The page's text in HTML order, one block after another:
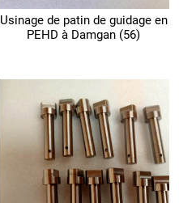
Usinage de patin de guidage en
PEHD à Damgan (56)